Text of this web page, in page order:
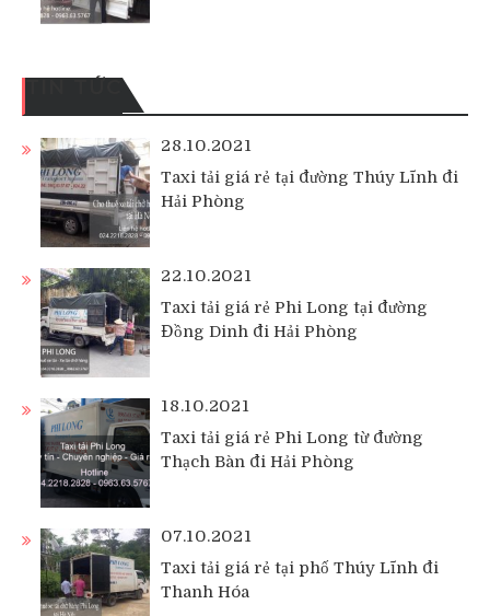
TIN TỨC
28.10.2021
Taxi tải giá rẻ tại đường Thúy Lĩnh đi
Hải Phòng
22.10.2021
Taxi tải giá rẻ Phi Long tại đường
Đồng Dinh đi Hải Phòng
18.10.2021
Taxi tải giá rẻ Phi Long từ đường
Thạch Bàn đi Hải Phòng
07.10.2021
Taxi tải giá rẻ tại phố Thúy Lĩnh đi
Thanh Hóa